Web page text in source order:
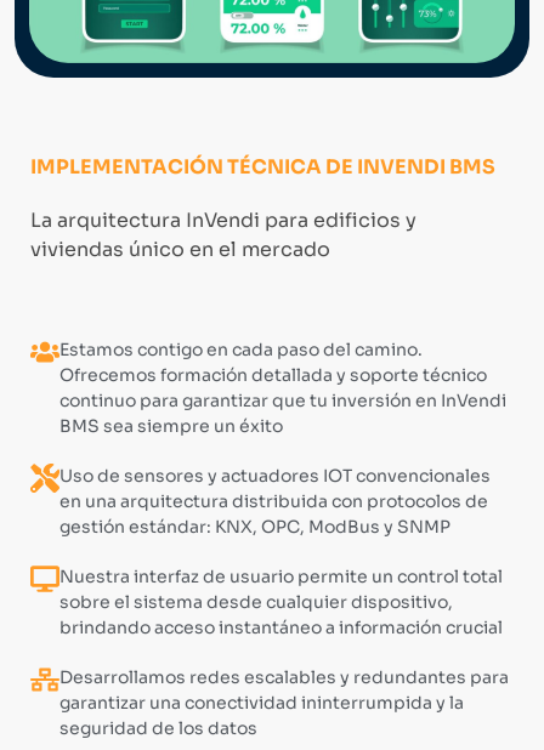
IMPLEMENTACIÓN TÉCNICA DE INVENDI BMS
La arquitectura InVendi para edificios y
viviendas único en el mercado
Estamos contigo en cada paso del camino.
Ofrecemos formación detallada y soporte técnico
continuo para garantizar que tu inversión en InVendi
BMS sea siempre un éxito
Uso de sensores y actuadores IOT convencionales
en una arquitectura distribuida con protocolos de
gestión estándar: KNX, OPC, ModBus y SNMP
Nuestra interfaz de usuario permite un control total
sobre el sistema desde cualquier dispositivo,
brindando acceso instantáneo a información crucial
Desarrollamos redes escalables y redundantes para
garantizar una conectividad ininterrumpida y la
seguridad de los datos